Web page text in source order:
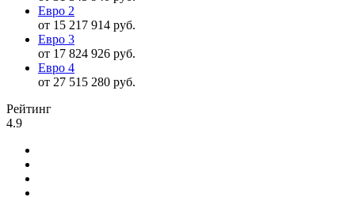
Евро 2
от 15 217 914 руб.
Евро 3
от 17 824 926 руб.
Евро 4
от 27 515 280 руб.
Рейтинг
4.9